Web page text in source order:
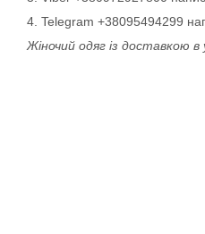
4. Telegram +38095494299
Жіночий одяг із доставкою в